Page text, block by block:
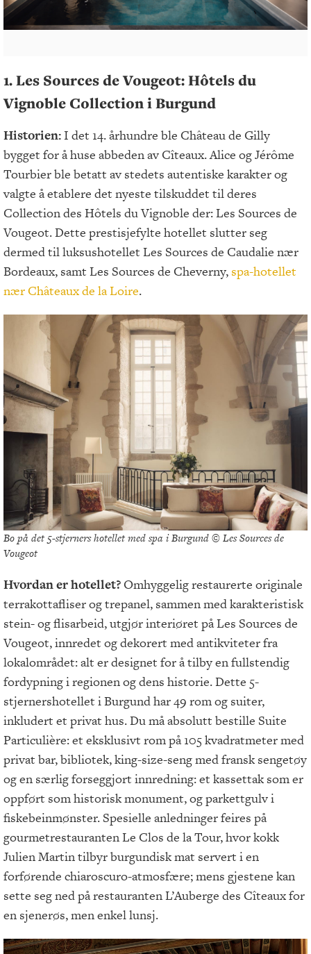
1. Les Sources de Vougeot:Hôtels du
Vignoble Collection i Burgund
Historien:I det 14. århundre ble Château de Gilly
bygget for å huse abbeden av Cîteaux. Alice og Jérôme
Tourbier ble betatt av stedets autentiske karakter og
valgte å etablere det nyeste tilskuddet til deres
Collection des Hôtels du Vignoble der: Les Sources de
Vougeot. Dette prestisjefylte hotellet slutter seg
dermed til luksushotellet Les Sources de Caudalie nær
Bordeaux, samt Les Sources de Cheverny, spa-hotellet
nær Châteaux de la Loire.
Bo på det 5-stjerners hotellet med spa i Burgund © Les Sources de
Vougeot
Hvordan er hotellet? Omhyggelig restaurerte originale
terrakottafliser og trepanel, sammen med karakteristisk
stein- og flisarbeid, utgjør interiøret på Les Sources de
Vougeot, innredet og dekorert med antikviteter fra
lokalområdet: alt er designet for å tilby en fullstendig
fordypning i regionen og dens historie. Dette 5-
stjernershotellet i Burgund har 49 rom og suiter,
inkludert et privat hus. Du må absolutt bestille Suite
Particulière: et eksklusivt rom på 105 kvadratmeter med
privat bar, bibliotek, king-size-seng med fransk sengetøy
og en særlig forseggjort innredning: et kassettak som er
oppført som historisk monument, og parkettgulv i
fiskebeinmønster. Spesielle anledninger feires på
gourmetrestauranten Le Clos de la Tour, hvor kokk
Julien Martin tilbyr burgundisk mat servert i en
forførende chiaroscuro-atmosfære; mens gjestene kan
sette seg ned på restauranten L’Auberge des Cîteaux for
en sjenerøs, men enkel lunsj.